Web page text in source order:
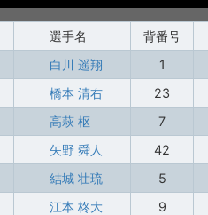
選手名 背番号
白川 遥翔 1
橋本 清右 23
高萩 枢 7
矢野 舜人 42
結城 壮琉 5
江本 柊大 9